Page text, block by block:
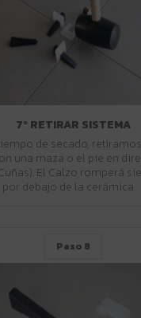
7º RETIRAR SISTEMA
de secado,
una maza o el pie en
El Calzo romperá
debajo de la cerámica.
Paso 8